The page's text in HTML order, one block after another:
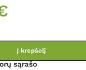
Į krepšelį
sąrašo